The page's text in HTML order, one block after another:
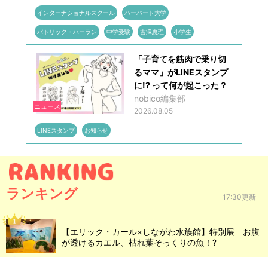
インターナショナルスクール ハーバード大学
パトリック・ハーラン 中学受験 吉澤恵理 小学生
ニュース
「子育てを筋肉で乗り切
るママ」がLINEスタンプ
に!? って何が起こった？
nobico編集部
2026.08.05
LINEスタンプ お知らせ
ランキング 17:30更新
【エリック・カール×しながわ水族館】特別展 お腹
が透けるカエル、枯れ葉そっくりの魚！?